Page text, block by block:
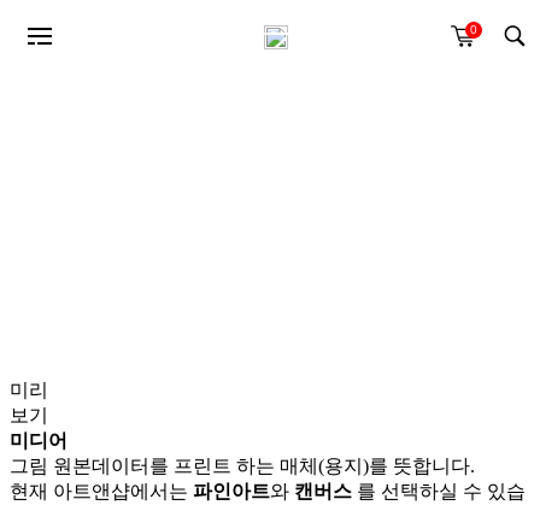
0
미리
보기
미디어
그림 원본데이터를 프린트 하는 매체(용지)를 뜻합니다.
현재 아트앤샵에서는 파인아트와 캔버스 를 선택하실 수 있습